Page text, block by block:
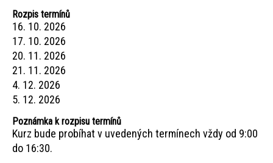
Rozpis termínů
16. 10. 2026
17. 10. 2026
20. 11. 2026
21. 11. 2026
4. 12. 2026
5. 12. 2026
Poznámka k rozpisu termínů
Kurz bude probíhat v uvedených termínech vždy od 9:00
do 16:30.